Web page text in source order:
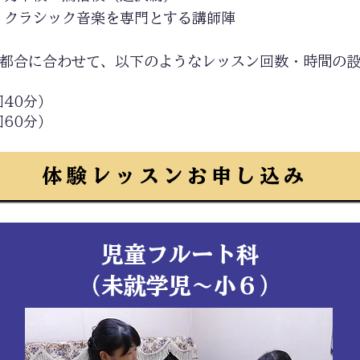
ラシック音楽を専門とする講師陣
合に合わせて、以下のようなレッスン回数・時間の
分）
分）
体験レッスンお申し込み
​児童フルート科
​（未就学児～小６）